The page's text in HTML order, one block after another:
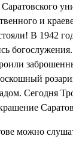
и
В 1942
Сегодня
можно